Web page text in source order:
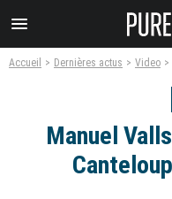
menu
Accueil Dernières actus Video
Manuel